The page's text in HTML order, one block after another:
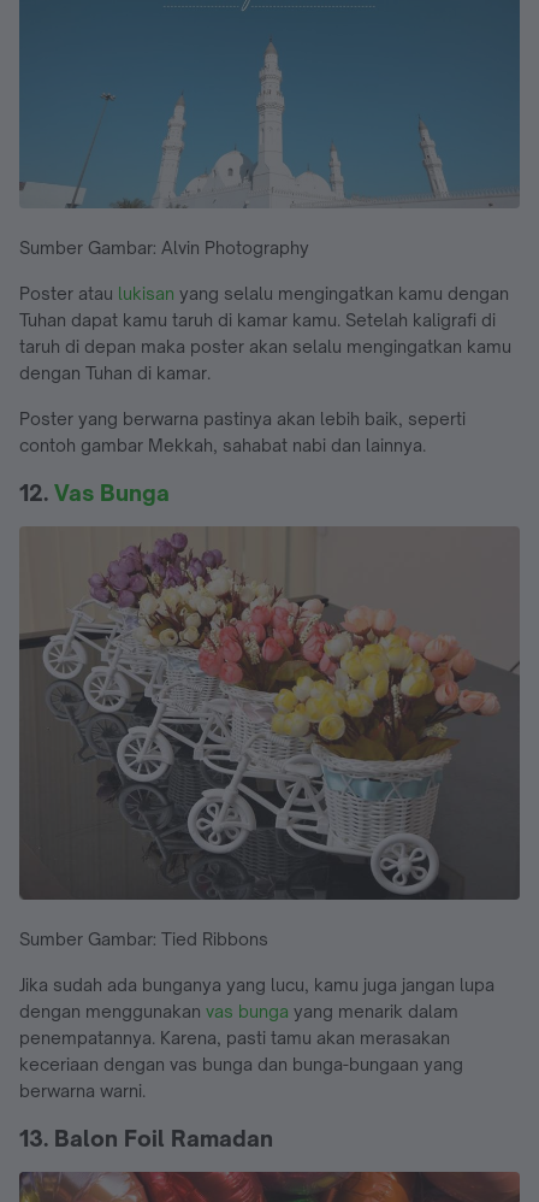
Sumber Gambar: Alvin Photography
Poster atau lukisan yang selalu mengingatkan kamu dengan
Tuhan dapat kamu taruh di kamar kamu. Setelah kaligrafi di
taruh di depan maka poster akan selalu mengingatkan kamu
dengan Tuhan di kamar.
Poster yang berwarna pastinya akan lebih baik, seperti
contoh gambar Mekkah, sahabat nabi dan lainnya.
12. Vas Bunga
Sumber Gambar: Tied Ribbons
Jika sudah ada bunganya yang lucu, kamu juga jangan lupa
dengan menggunakan vas bunga yang menarik dalam
penempatannya. Karena, pasti tamu akan merasakan
keceriaan dengan vas bunga dan bunga-bungaan yang
berwarna warni.
13. Balon Foil Ramadan